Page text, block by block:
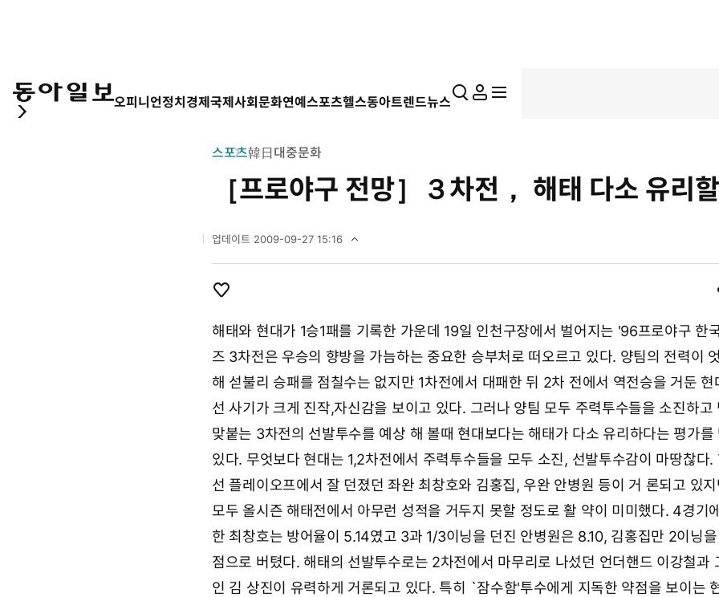
오피니언정치경제국제사회문화연예스포츠헬스동아트렌드뉴스 통 마
지
전
치
스포츠韓日대중문화
［프로야구 전망］３차전， 해태 다소 유리
업데이트 2009-09-27 15:16
0
9
2
7
일
1
시
1
6
분
요
해태와 현대가 1승1패를 기록한 가운데 19일 인천구장에서 벌어지는 '96프로야구 한
즈 3차전은 우승의 향방을 가늠하는 중요한 승부처로 떠오르고 있다. 양팀의 전력이
해 섣불리 승패를 점칠수는 없지만 1차전에서 대패한 뒤 2차 전에서 역전승을 거둔 현
선 사기가 크게 진작,자신감을 보이고 있다. 그러나 양팀 모두 주력투수들을 소진하고
맞붙는 3차전의 선발투수를 예상 해 볼때 현대보다는 해태가 다소 유리하다는 평가를
있다. 무엇보다 현대는 1,2차전에서 주력투수들을 모두 소진, 선발투수감이 마땅찮다.
선 플레이오프에서 잘 던졌던 좌완 최창호와 김홍집, 우완 안병원 등이 거 론되고 있
모두 올시즌 해태전에서 아무런 성적을 거두지 못할 정도로 활 약이 미미했다. 4경기
한 최창호는 방어율이 5.14였고 3과 1/3이닝을 던진 안병원은 8.10, 김홍집만 2이닝
점으로 버텼다. 해태의 선발투수로는 2차전에서 마무리로 나섰던 언더핸드 이강철과
인 김 상진이 유력하게 거론되고 있다. 특히 `잠수함'투수에게 지독한 약점을 보이는